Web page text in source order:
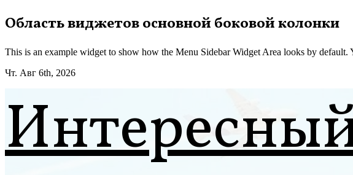
Перейти
к
Область виджетов основной боковой колонки
This is an example widget to show how the Menu Sidebar Widget Area looks by default.
Чт. Авг 6th, 2026